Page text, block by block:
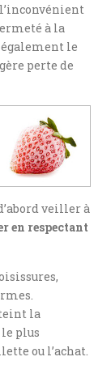
à la
le
perte de
veiller à
en respectant
la
plus
ou l’achat.